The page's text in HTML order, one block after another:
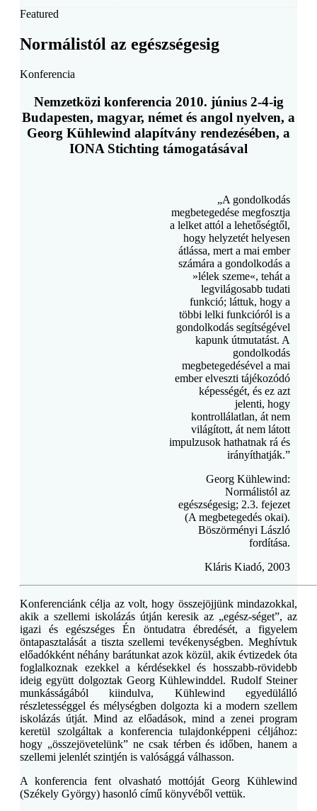
Featured
Normálistól az egészségesig
Konferencia
Nemzetközi konferencia 2010. június 2-4-ig
Budapesten, magyar, német és angol nyelven, a
Georg Kühlewind alapítvány rendezésében, a
IONA Stichting támogatásával
„A gondolkodás
megbetegedése megfosztja
a lelket attól a lehetőségtől,
hogy helyzetét helyesen
átlássa, mert a mai ember
számára a gondolkodás a
»lélek szeme«, tehát a
legvilágosabb tudati
funkció; láttuk, hogy a
többi lelki funkcióról is a
gondolkodás segítségével
kapunk útmutatást. A
gondolkodás
megbetegedésével a mai
ember elveszti tájékozódó
képességét, és ez azt
jelenti, hogy
kontrollálatlan, át nem
világított, át nem látott
impulzusok hathatnak rá és
irányíthatják.”
Georg Kühlewind:
Normálistól az
egészségesig; 2.3. fejezet
(A megbetegedés okai).
Böszörményi László
fordítása.
Kláris Kiadó, 2003
Konferenciánk célja az volt, hogy összejöjjünk mindazokkal,
akik a szellemi iskolázás útján keresik az „egész-séget”, az
igazi és egészséges Én öntudatra ébredését, a figyelem
öntapasztalását a tiszta szellemi tevékenységben. Meghívtuk
előadókként néhány barátunkat azok közül, akik évtizedek óta
foglalkoznak ezekkel a kérdésekkel és hosszabb-rövidebb
ideig együtt dolgoztak Georg Kühlewinddel. Rudolf Steiner
munkásságából kiindulva, Kühlewind egyedülálló
részletességgel és mélységben dolgozta ki a modern szellem
iskolázás útját. Mind az előadások, mind a zenei program
keretül szolgáltak a konferencia tulajdonképpeni céljához:
hogy „összejövetelünk” ne csak térben és időben, hanem a
szellemi jelenlét szintjén is valósággá válhasson.
A konferencia fent olvasható mottóját Georg Kühlewind
(Székely György) hasonló című könyvéből vettük.